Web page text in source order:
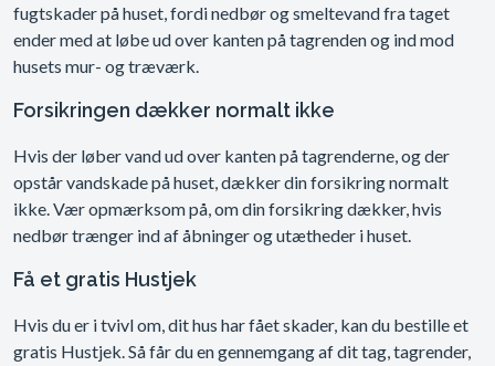
fugtskader på huset, fordi nedbør og smeltevand fra taget
ender med at løbe ud over kanten på tagrenden og ind mod
husets mur- og træværk.
Forsikringen dækker normalt ikke
Hvis der løber vand ud over kanten på tagrenderne, og der
opstår vandskade på huset, dækker din forsikring normalt
ikke. Vær opmærksom på, om din forsikring dækker, hvis
nedbør trænger ind af åbninger og utætheder i huset.
Få et gratis Hustjek
Hvis du er i tvivl om, dit hus har fået skader, kan du bestille et
gratis Hustjek. Så får du en gennemgang af dit tag, tagrender,